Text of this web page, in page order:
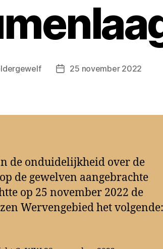
Berichtdatum
25 november 2022
de onduidelijkheid over de
de gewelven aangebrachte
op 25 november 2022 de
Wervengebied het volgende: